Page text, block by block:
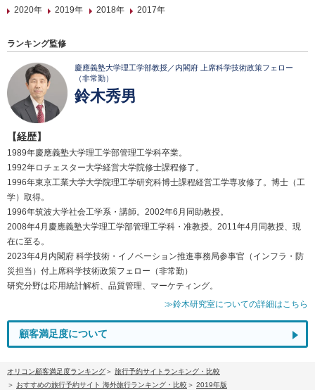
2020年
2019年 2018年 2017年
ランキング監修
慶應義塾大学理工学部教授／内閣府 上席科学技術政策フェロー
（非常勤）
鈴木秀男
【経歴】
1989年慶應義塾大学理工学部管理工学科卒業。
1992年ロチェスター大学経営大学院修士課程修了。
1996年東京工業大学大学院理工学研究科博士課程経営工学専攻修了。博士（工
学）取得。
1996年筑波大学社会工学系・講師。2002年6月同助教授。
2008年4月慶應義塾大学理工学部管理工学科・准教授。2011年4月同教授、現
在に至る。
2023年4月内閣府 科学技術・イノベーション推進事務局参事官（インフラ・防
災担当）付上席科学技術政策フェロー（非常勤）
研究分野は応用統計解析、品質管理、マーケティング。
≫鈴木研究室についての詳細はこちら
顧客満足度について
オリコン顧客満足度ランキング
旅行予約サイトランキング・比較
おすすめの旅行予約サイト 海外旅行ランキング・比較
2019年版